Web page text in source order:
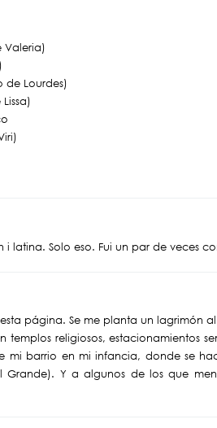
Valeria)
de Lourdes)
i latina. Solo eso. Fui un par de veces
página. Se me planta un lagrimón
religiosos, estacionamientos
mi barrio en mi infancia, donde se
Y a algunos de los que